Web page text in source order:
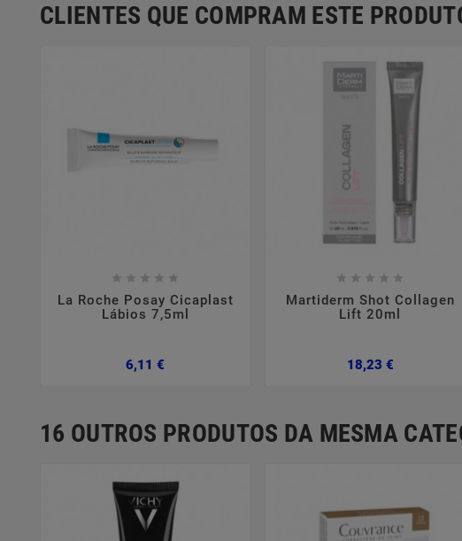
CLIENTES QUE COMPRAM ESTE
    
La Roche Posay Cicaplast
Lábios 7,5ml
6,11 €
    
Martiderm Shot Collagen
Lift 20ml
18,23 €Preço
16 OUTROS PRODUTOS DA MESMA